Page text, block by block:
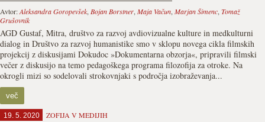
Avtor:Aleksandra Goropevšek, Bojan Borstner, Maja Vačun, Marjan Šimenc, Tomaž
Grušovnik
AGD Gustaf, Mitra, društvo za razvoj avdiovizualne kulture in medkulturni
dialog in Društvo za razvoj humanistike smo v sklopu novega cikla filmskih
projekcij z diskusijami Dokudoc »Dokumentarna obzorja«, pripravili filmski
večer z diskusijo na temo pedagoškega programa filozofija za otroke. Na
okrogli mizi so sodelovali strokovnjaki s področja izobraževanja...
več
19. 5. 2020 ZOFIJA V MEDIJIH